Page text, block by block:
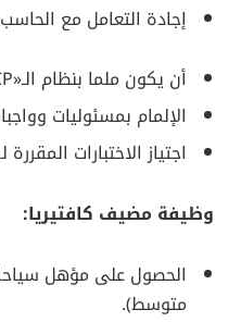
إجادة التعامل مع
أن يكون ملما بنظام الـ«HACCP».
الإلمام بمسئوليات
اجتياز الاختبارات
وظيفة مضيف كافتيريا:
الحصول على مؤهل
متوسط).